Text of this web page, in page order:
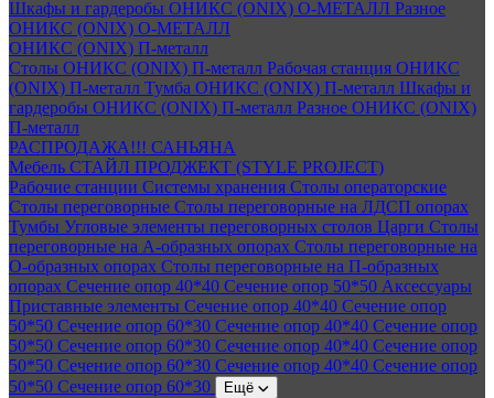
Шкафы и гардеробы ОНИКС (ONIX) O-МЕТАЛЛ Разное
ОНИКС (ONIX) O-МЕТАЛЛ
ОНИКС (ONIX) П-металл
Столы ОНИКС (ONIX) П-металл Рабочая станция ОНИКС
(ONIX) П-металл Тумба ОНИКС (ONIX) П-металл Шкафы и
гардеробы ОНИКС (ONIX) П-металл Разное ОНИКС (ONIX)
П-металл
РАСПРОДАЖА!!! САНЬЯНА
Мебель СТАЙЛ ПРОДЖЕКТ (STYLE PROJECT)
Рабочие станции Системы хранения Столы операторские
Столы переговорные Столы переговорные на ЛДСП опорах
Тумбы Угловые элементы переговорных столов Царги Столы
переговорные на А-образных опорах Столы переговорные на
О-образных опорах Столы переговорные на П-образных
опорах Сечение опор 40*40 Сечение опор 50*50 Аксессуары
Приставные элементы Сечение опор 40*40 Сечение опор
50*50 Сечение опор 60*30 Сечение опор 40*40 Сечение опор
50*50 Сечение опор 60*30 Сечение опор 40*40 Сечение опор
50*50 Сечение опор 60*30 Сечение опор 40*40 Сечение опор
50*50 Сечение опор 60*30 Ещё